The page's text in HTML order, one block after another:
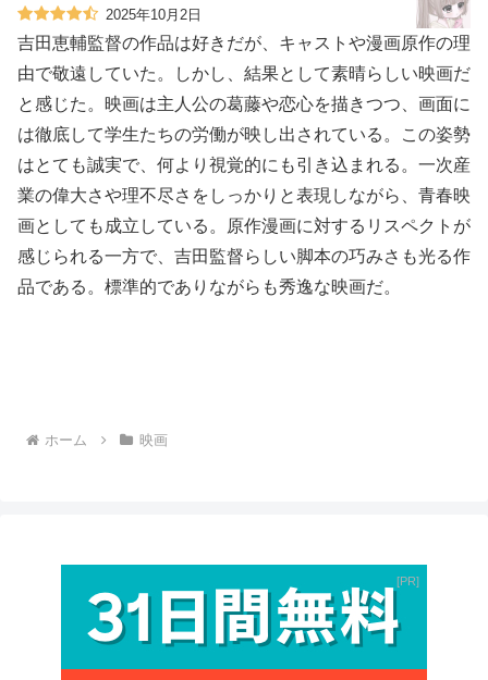
2025年10月2日
吉田恵輔監督の作品は好きだが、キャストや漫画原作の理
由で敬遠していた。しかし、結果として素晴らしい映画だ
と感じた。映画は主人公の葛藤や恋心を描きつつ、画面に
は徹底して学生たちの労働が映し出されている。この姿勢
はとても誠実で、何より視覚的にも引き込まれる。一次産
業の偉大さや理不尽さをしっかりと表現しながら、青春映
画としても成立している。原作漫画に対するリスペクトが
感じられる一方で、吉田監督らしい脚本の巧みさも光る作
品である。標準的でありながらも秀逸な映画だ。
ホーム 映画
PR